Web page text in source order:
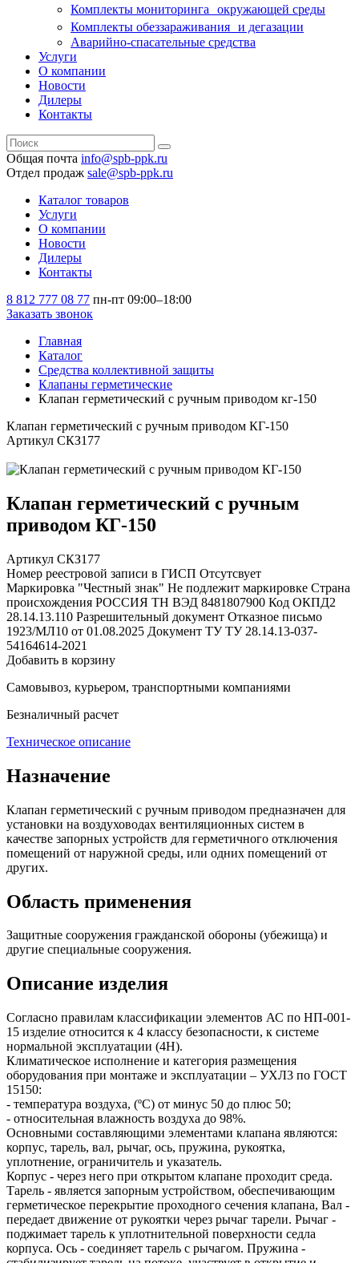
Комплекты мониторинга окружающей среды
Комплекты обеззараживания и дегазации
Аварийно-спасательные средства
Услуги
О компании
Новости
Дилеры
Контакты
Общая почта info@spb-ppk.ru
Отдел продаж sale@spb-ppk.ru
Каталог товаров
Услуги
О компании
Новости
Дилеры
Контакты
8 812 777 08 77 пн-пт 09:00–18:00
Заказать звонок
Главная
Каталог
Средства коллективной защиты
Клапаны герметические
Клапан герметический с ручным приводом кг-150
Клапан герметический с ручным приводом КГ-150
Артикул СКЗ177
Клапан герметический с ручным
приводом КГ-150
Артикул СКЗ177
Номер реестровой записи в ГИСП Отсутсвует
Маркировка "Честный знак" Не подлежит маркировке Страна
происхождения РОССИЯ ТН ВЭД 8481807900 Код ОКПД2
28.14.13.110 Разрешительный документ Отказное письмо
1923/МЛ10 от 01.08.2025 Документ ТУ ТУ 28.14.13-037-
54164614-2021
Добавить в корзину
Самовывоз, курьером, транспортными компаниями
Безналичный расчет
Техническое описание
Назначение
Клапан герметический с ручным приводом предназначен для
установки на воздуховодах вентиляционных систем в
качестве запорных устройств для герметичного отключения
помещений от наружной среды, или одних помещений от
других.
Область применения
Защитные сооружения гражданской обороны (убежища) и
другие специальные сооружения.
Описание изделия
Согласно правилам классификации элементов АС по НП-001-
15 изделие относится к 4 классу безопасности, к системе
нормальной эксплуатации (4Н).
Климатическое исполнение и категория размещения
оборудования при монтаже и эксплуатации – УХЛ3 по ГОСТ
15150:
- температура воздуха, (ºС) от минус 50 до плюс 50;
- относительная влажность воздуха до 98%.
Основными составляющими элементами клапана являются:
корпус, тарель, вал, рычаг, ось, пружина, рукоятка,
уплотнение, ограничитель и указатель.
Корпус - через него при открытом клапане проходит среда.
Тарель - является запорным устройством, обеспечивающим
герметическое перекрытие проходного сечения клапана, Вал -
передает движение от рукоятки через рычаг тарели. Рычаг -
поджимает тарель к уплотнительной поверхности седла
корпуса. Ось - соединяет тарель с рычагом. Пружина -